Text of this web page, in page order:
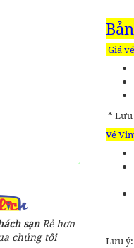
giá đến
sạnRẻ hơn
chúng tôi
Giá
* Lưu
Vé
Lưu